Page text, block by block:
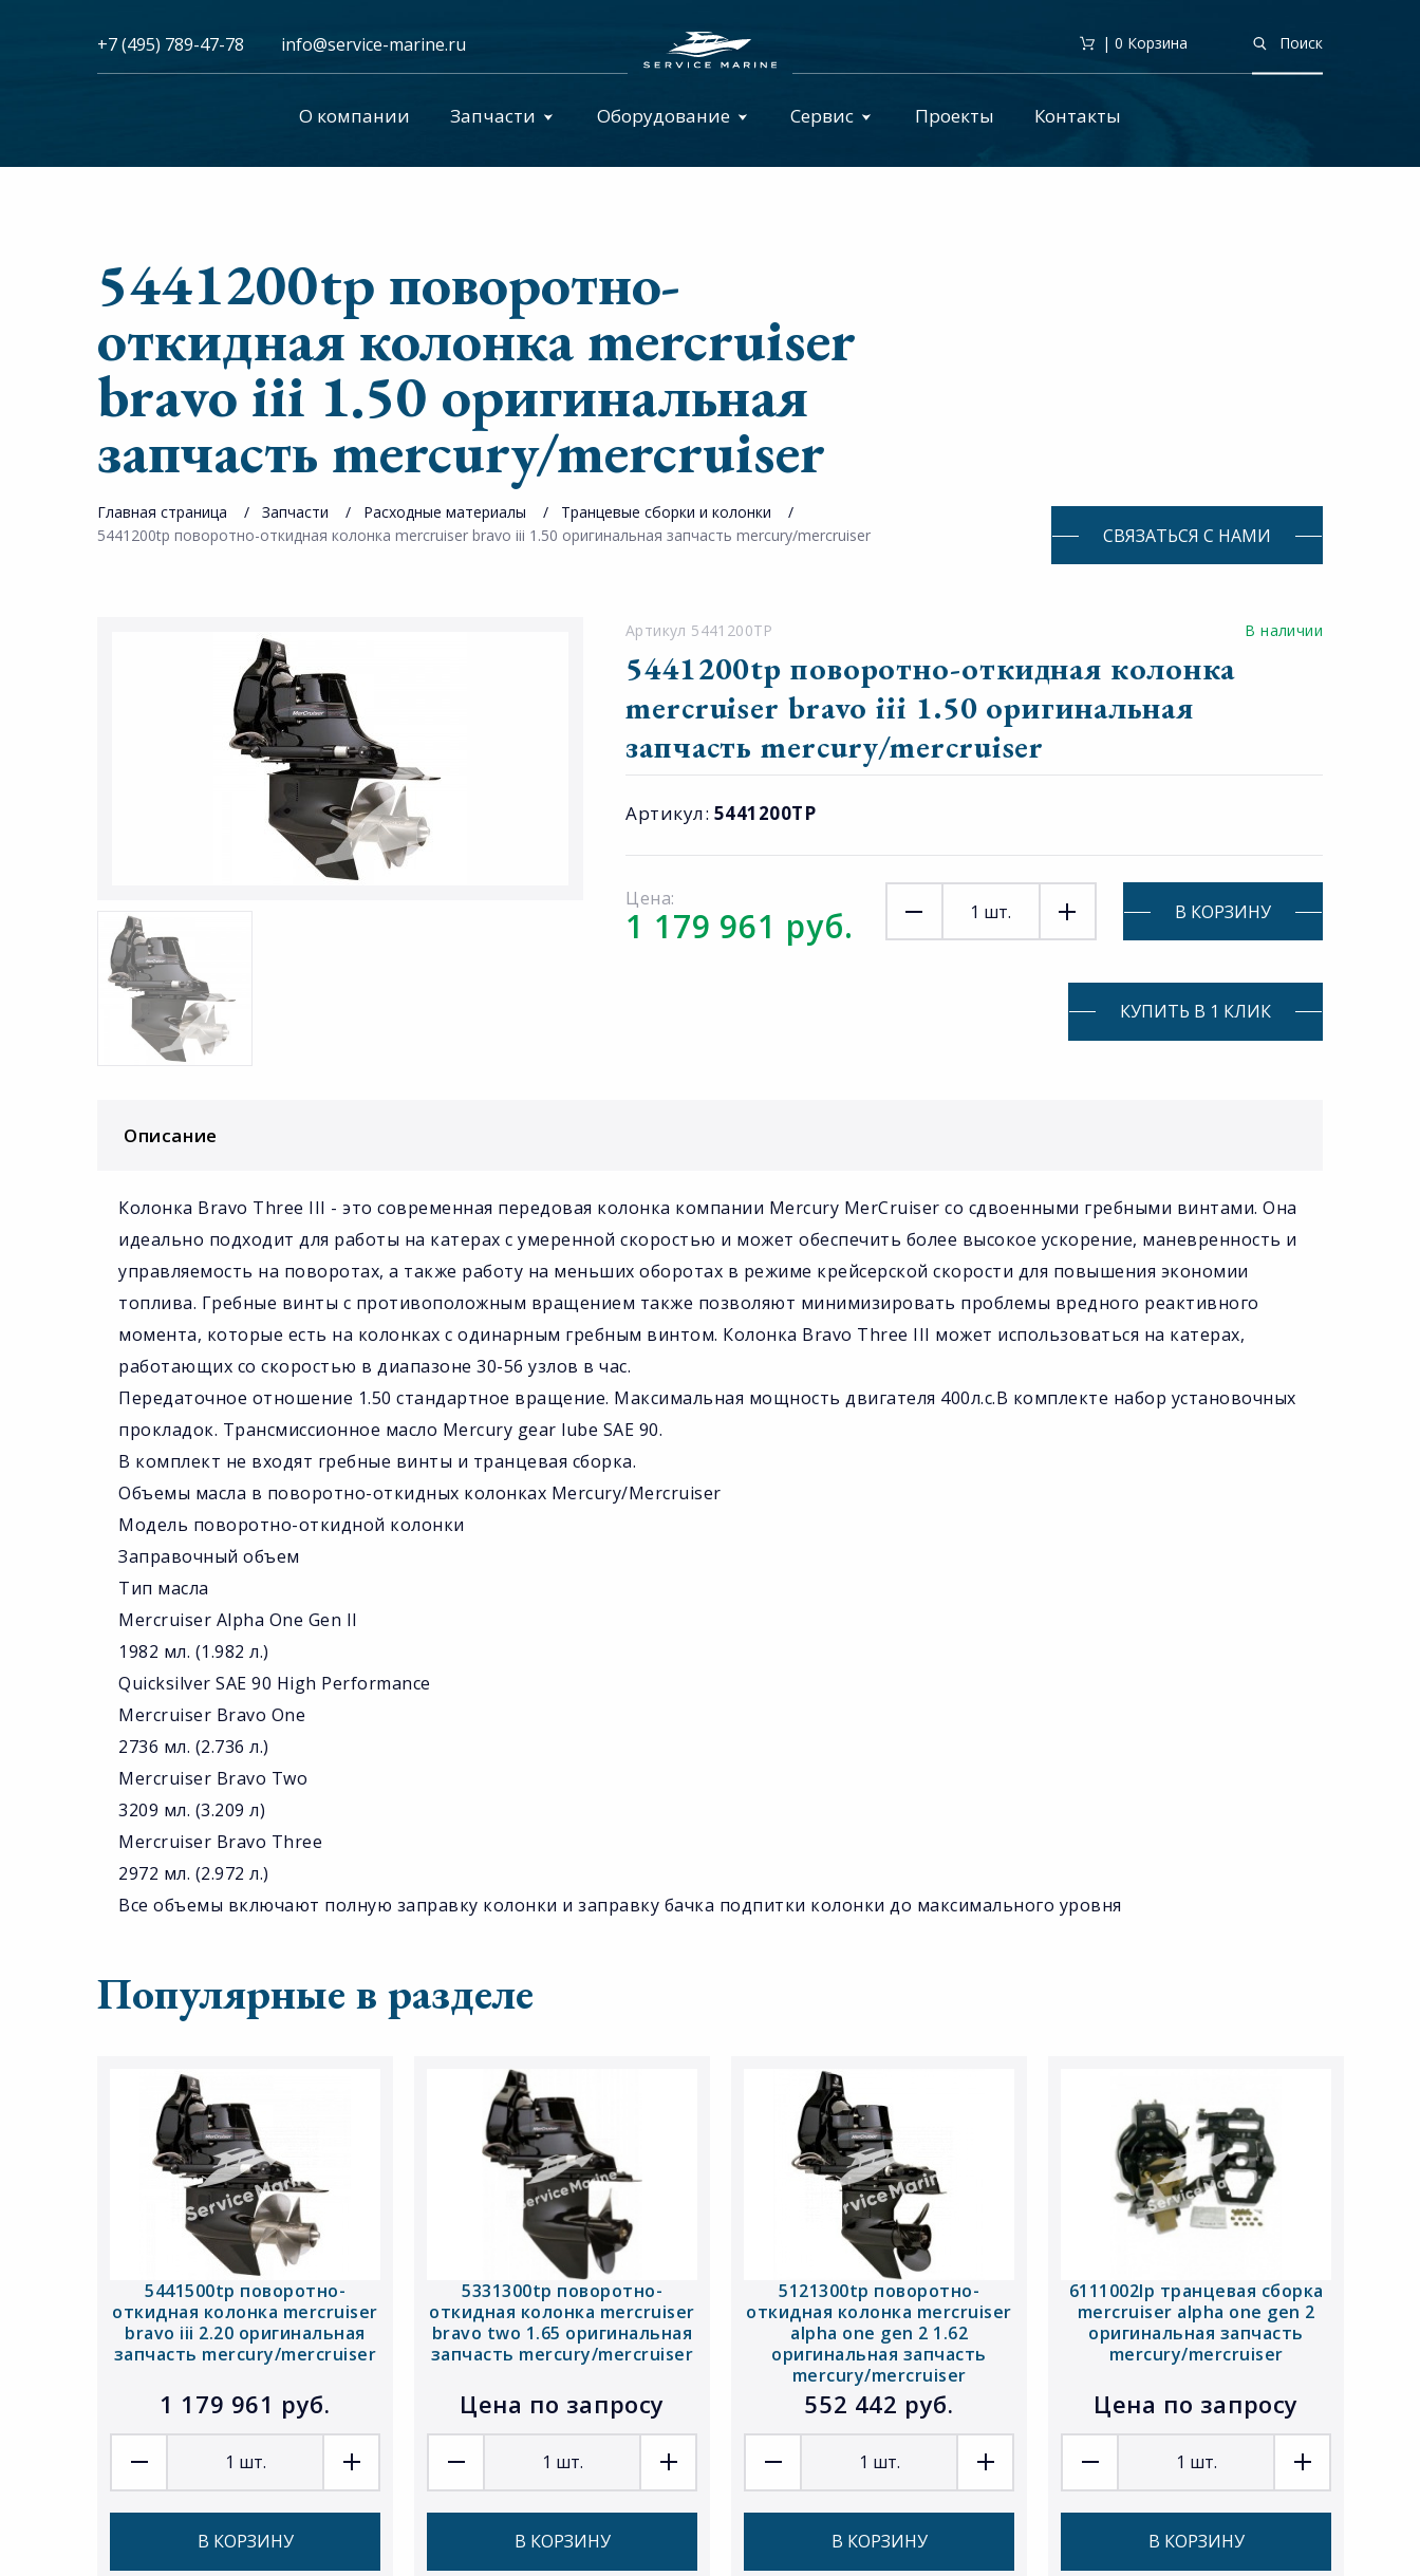
+7 (495) 789-47-78 info@service-marine.ru​​ Поиск
| 0 Корзина
О компании Запчасти Оборудование Сервис Проекты Контакты
5441200tp поворотно-
откидная колонка mercruiser
bravo iii 1.50 оригинальная
запчасть mercury/mercruiser
Главная страница Запчасти Расходные материалы
Транцевые сборки и колонки
5441200tp поворотно-откидная колонка mercruiser bravo iii 1.50 оригинальная запчасть mercury/mercruiser
СВЯЗАТЬСЯ С НАМИ
Артикул 5441200TP В наличии
5441200tp поворотно-откидная колонка
mercruiser bravo iii 1.50 оригинальная
запчасть mercury/mercruiser
Артикул: 5441200TP
Цена:
1 179 961 руб. 1 шт. В КОРЗИНУ
КУПИТЬ В 1 КЛИК
Описание
Колонка Bravo Three III - это современная передовая колонка компании Mercury MerCruiser со сдвоенными гребными винтами. Она
идеально подходит для работы на катерах с умеренной скоростью и может обеспечить более высокое ускорение, маневренность и
управляемость на поворотах, а также работу на меньших оборотах в режиме крейсерской скорости для повышения экономии
топлива. Гребные винты с противоположным вращением также позволяют минимизировать проблемы вредного реактивного
момента, которые есть на колонках с одинарным гребным винтом. Колонка Bravo Three III может использоваться на катерах,
работающих со скоростью в диапазоне 30-56 узлов в час.
Передаточное отношение 1.50 стандартное вращение. Максимальная мощность двигателя 400л.с.В комплекте набор установочных
прокладок. Трансмиссионное масло Mercury gear lube SAE 90.
В комплект не входят гребные винты и транцевая сборка.
Объемы масла в поворотно-откидных колонках Mercury/Mercruiser
Модель поворотно-откидной колонки
Заправочный объем
Тип масла
Mercruiser Alpha One Gen II
1982 мл. (1.982 л.)
Quicksilver SAE 90 High Performance
Mercruiser Bravo One
2736 мл. (2.736 л.)
Mercruiser Bravo Two
3209 мл. (3.209 л)
Mercruiser Bravo Three
2972 мл. (2.972 л.)
Все объемы включают полную заправку колонки и заправку бачка подпитки колонки до максимального уровня
Популярные в разделе
5441500tp поворотно-
откидная колонка mercruiser
bravo iii 2.20 оригинальная
запчасть mercury/mercruiser
1 179 961 руб.
1 шт.
В КОРЗИНУ
5331300tp поворотно-
откидная колонка mercruiser
bravo two 1.65 оригинальная
запчасть mercury/mercruiser
Цена по запросу
1 шт.
В КОРЗИНУ
5121300tp поворотно-
откидная колонка mercruiser
alpha one gen 2 1.62
оригинальная запчасть
mercury/mercruiser
552 442 руб.
1 шт.
В КОРЗИНУ
6111002lp транцевая сборка
mercruiser alpha one gen 2
оригинальная запчасть
mercury/mercruiser
Цена по запросу
1 шт.
В КОРЗИНУ